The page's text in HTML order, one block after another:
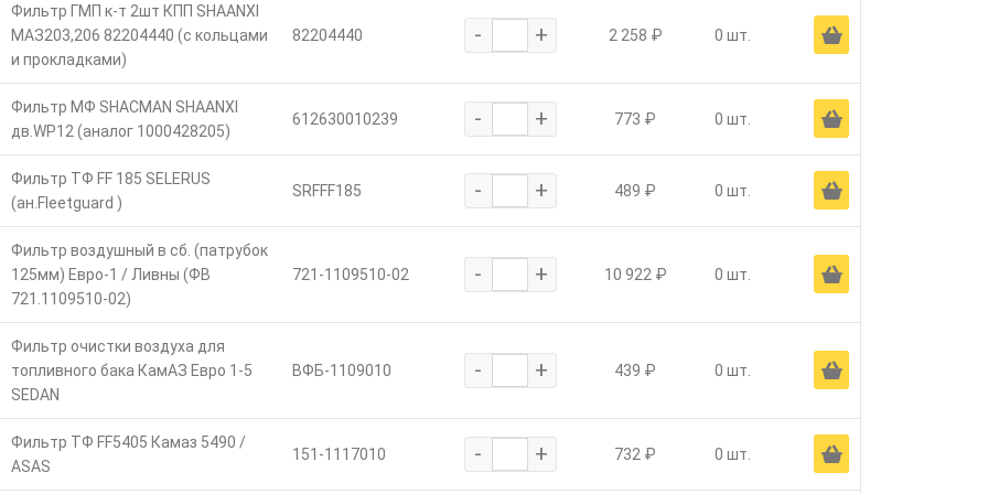
Фильтр ГМП к-т 2шт КПП SHAANXI
МАЗ203,206 82204440 (с кольцами
и прокладками)
82204440 - + 2 258 ₽ 0 шт. Ä
Фильтр МФ SHACMAN SHAANXI
дв.WP12 (аналог 1000428205)
612630010239 - + 773 ₽ 0 шт. Ä
Фильтр ТФ FF 185 SELERUS
(ан.Fleetguard )
SRFFF185 - + 489 ₽ 0 шт. Ä
Фильтр воздушный в сб. (патрубок
125мм) Евро-1 / Ливны (ФВ
721.1109510-02)
721-1109510-02 - + 10 922 ₽ 0 шт. Ä
Фильтр очистки воздуха для
топливного бака КамАЗ Евро 1-5
SEDAN
ВФБ-1109010 - + 439 ₽ 0 шт. Ä
Фильтр ТФ FF5405 Камаз 5490 /
ASAS
151-1117010 - + 732 ₽ 0 шт. Ä